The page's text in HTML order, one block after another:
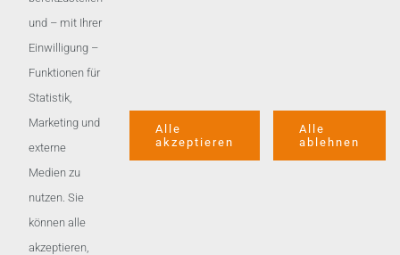
Toggle
Datenschutz
Impressum
und – mit Ihrer
Einwilligung –
Funktionen für
Statistik,
Marketing und
externe
Medien zu
nutzen. Sie
können alle
akzeptieren,
Alle
akzeptieren
Alle
ablehnen